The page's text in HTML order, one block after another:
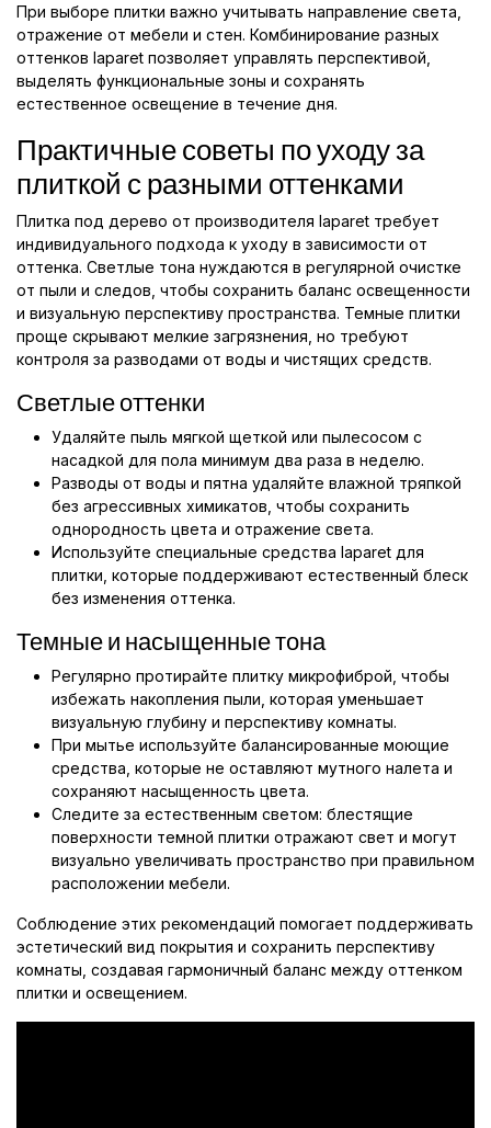
При выборе плитки важно учитывать направление света,
отражение от мебели и стен. Комбинирование разных
оттенков laparet позволяет управлять перспективой,
выделять функциональные зоны и сохранять
естественное освещение в течение дня.
Практичные советы по уходу за
плиткой с разными оттенками
Плитка под дерево от производителя laparet требует
индивидуального подхода к уходу в зависимости от
оттенка. Светлые тона нуждаются в регулярной очистке
от пыли и следов, чтобы сохранить баланс освещенности
и визуальную перспективу пространства. Темные плитки
проще скрывают мелкие загрязнения, но требуют
контроля за разводами от воды и чистящих средств.
Светлые оттенки
Удаляйте пыль мягкой щеткой или пылесосом с
насадкой для пола минимум два раза в неделю.
Разводы от воды и пятна удаляйте влажной тряпкой
без агрессивных химикатов, чтобы сохранить
однородность цвета и отражение света.
Используйте специальные средства laparet для
плитки, которые поддерживают естественный блеск
без изменения оттенка.
Темные и насыщенные тона
Регулярно протирайте плитку микрофиброй, чтобы
избежать накопления пыли, которая уменьшает
визуальную глубину и перспективу комнаты.
При мытье используйте балансированные моющие
средства, которые не оставляют мутного налета и
сохраняют насыщенность цвета.
Следите за естественным светом: блестящие
поверхности темной плитки отражают свет и могут
визуально увеличивать пространство при правильном
расположении мебели.
Соблюдение этих рекомендаций помогает поддерживать
эстетический вид покрытия и сохранить перспективу
комнаты, создавая гармоничный баланс между оттенком
плитки и освещением.